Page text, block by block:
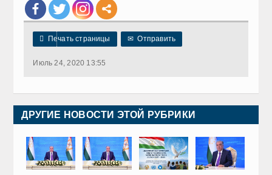
 Печать страницы ✉ Отправить
Июль 24, 2020 13:55
ДРУГИЕ НОВОСТИ ЭТОЙ РУБРИКИ